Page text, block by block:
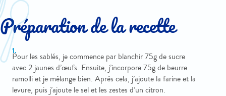
Préparation de la recette
Pour les sablés, je commence par blanchir 75g de sucre
avec 2 jaunes d’œufs. Ensuite, j’incorpore 75g de beurre
ramolli et je mélange bien. Après cela, j’ajoute la farine et la
levure, puis j’ajoute le sel et les zestes d’un citron.